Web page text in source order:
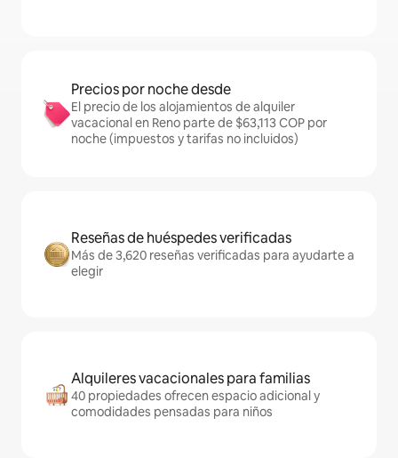
Precios por noche desde
El precio de los alojamientos de alquiler
vacacional en Reno parte de $63,113 COP por
noche (impuestos y tarifas no incluidos)
Reseñas de huéspedes verificadas
Más de 3,620 reseñas verificadas para ayudarte a
elegir
Alquileres vacacionales para familias
40 propiedades ofrecen espacio adicional y
comodidades pensadas para niños